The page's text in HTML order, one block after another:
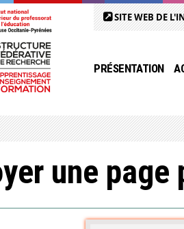
SITE WEB DE
PRÉSENTATION
une page